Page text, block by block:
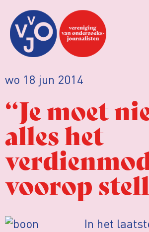
wo 18 jun 2014
“Je moet
alles het
voorop
In het